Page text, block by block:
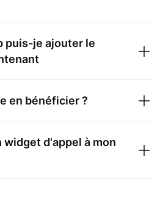
puis-je ajouter le
en bénéficier ?
d'appel à mon